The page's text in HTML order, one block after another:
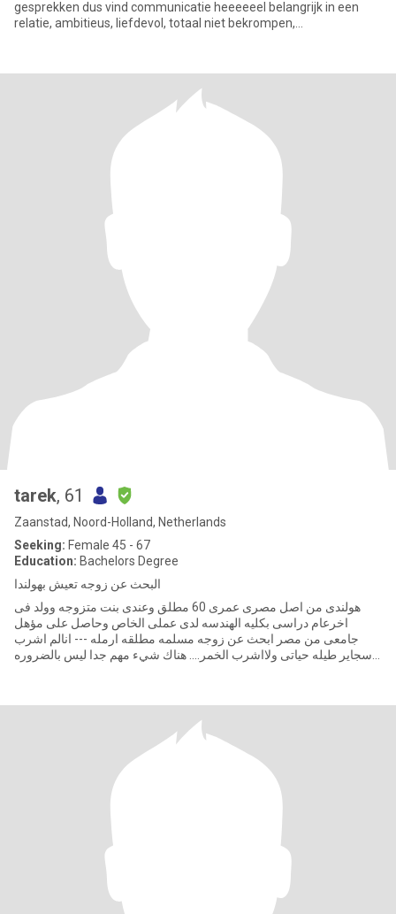
gesprekken dus vind communicatie heeeeeel belangrijk in een
relatie, ambitieus, liefdevol, totaal niet bekrompen,
tarek, 61
Zaanstad, Noord-Holland, Netherlands
Seeking: Female 45 - 67
Education: Bachelors Degree
البحث عن زوجه تعيش بهولندا
هولندى من اصل مصرى عمرى 60 مطلق وعندى بنت متزوجه وولد فى
اخرعام دراسى بكليه الهندسه لدى عملى الخاص وحاصل على مؤهل
جامعى من مصر ابحث عن زوجه مسلمه مطلقه ارمله --- انالم اشرب
سجاير طيله حياتى ولااشرب الخمر.... هناك شيء مهم جدا ليس بالضروره